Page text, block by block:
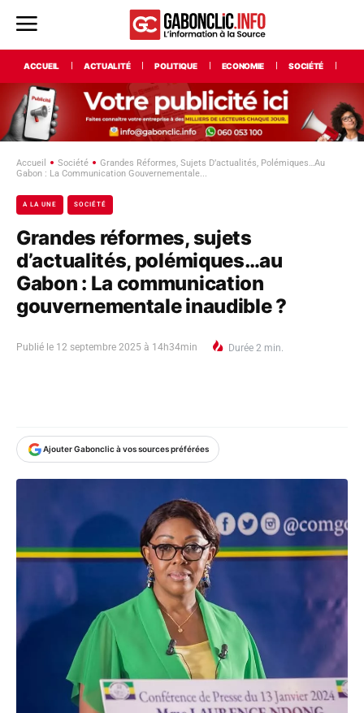
ACCUEIL ACTUALITÉ POLITIQUE ECONOMIE SOCIÉTÉ
Accueil Société
Grandes Réformes, Sujets D’actualités, Polémiques…au
Gabon : La Communication Gouvernementale...
A LA UNE SOCIÉTÉ
Grandes réformes, sujets
d’actualités, polémiques…au
Gabon : La communication
gouvernementale inaudible ?
Publié le 12 septembre 2025 à 14h34min Durée 2 min.
Ajouter Gabonclic à vos sources préférées